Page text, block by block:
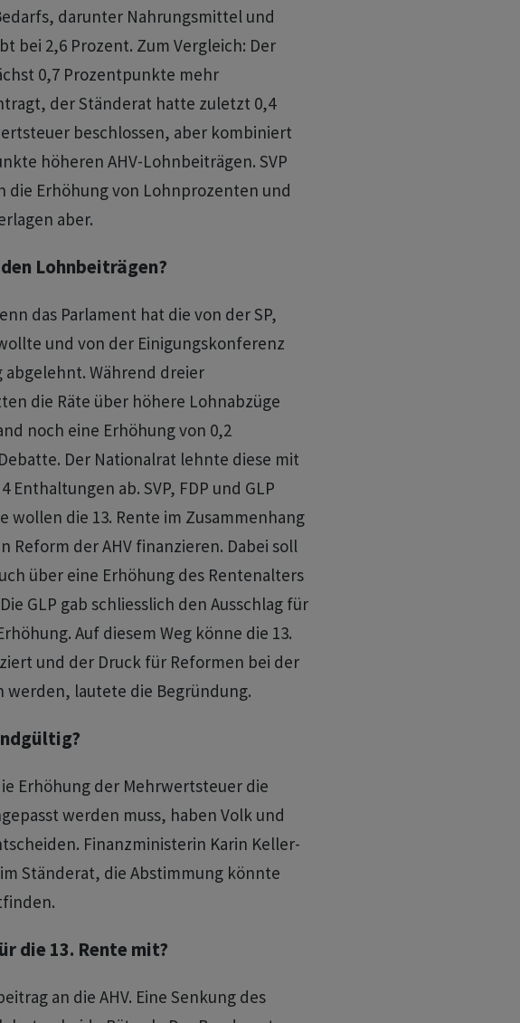
darunter Nahrungsmittel und
bei 2,6 Prozent. Zum Vergleich: Der
0,7 Prozentpunkte mehr
der Ständerat hatte zuletzt 0,4
beschlossen, aber kombiniert
höheren AHV-Lohnbeiträgen. SVP
die Erhöhung von Lohnprozenten und
aber.
Lohnbeiträgen?
das Parlament hat die von der SP,
und von der Einigungskonferenz
Während dreier
die Räte über höhere Lohnabzüge
noch eine Erhöhung von 0,2
Der Nationalrat lehnte diese mit
Enthaltungen ab. SVP, FDP und GLP
wollen die 13. Rente im Zusammenhang
Reform der AHV finanzieren. Dabei soll
über eine Erhöhung des Rentenalters
GLP gab schliesslich den Ausschlag für
Auf diesem Weg könne die 13.
und der Druck für Reformen bei der
werden, lautete die Begründung.
Erhöhung der Mehrwertsteuer die
werden muss, haben Volk und
Finanzministerin Karin Keller-
Ständerat, die Abstimmung könnte
die 13. Rente mit?
an die AHV. Eine Senkung des